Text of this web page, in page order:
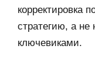
корректировка
стратегию, а не
ключевиками.